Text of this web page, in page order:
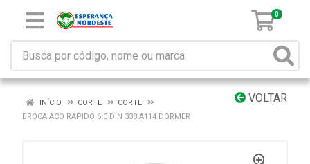
0
VOLTAR
INÍCIO CORTE
CORTE
BROCA ACO RAPIDO 6.0 DIN 338 A114 DORMER